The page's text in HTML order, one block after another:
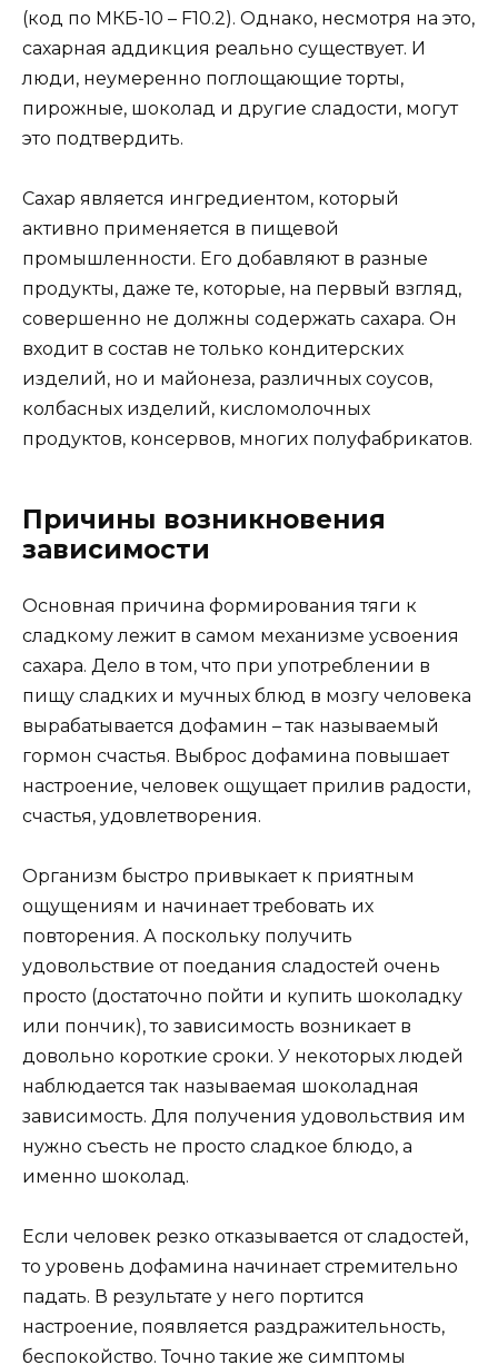
(код по МКБ-10 – F10.2). Однако, несмотря на это,
сахарная аддикция реально существует. И
люди, неумеренно поглощающие торты,
пирожные, шоколад и другие сладости, могут
это подтвердить.
Сахар является ингредиентом, который
активно применяется в пищевой
промышленности. Его добавляют в разные
продукты, даже те, которые, на первый взгляд,
совершенно не должны содержать сахара. Он
входит в состав не только кондитерских
изделий, но и майонеза, различных соусов,
колбасных изделий, кисломолочных
продуктов, консервов, многих полуфабрикатов.
Причины возникновения
зависимости
Основная причина формирования тяги к
сладкому лежит в самом механизме усвоения
сахара. Дело в том, что при употреблении в
пищу сладких и мучных блюд в мозгу человека
вырабатывается дофамин – так называемый
гормон счастья. Выброс дофамина повышает
настроение, человек ощущает прилив радости,
счастья, удовлетворения.
Организм быстро привыкает к приятным
ощущениям и начинает требовать их
повторения. А поскольку получить
удовольствие от поедания сладостей очень
просто (достаточно пойти и купить шоколадку
или пончик), то зависимость возникает в
довольно короткие сроки. У некоторых людей
наблюдается так называемая шоколадная
зависимость. Для получения удовольствия им
нужно съесть не просто сладкое блюдо, а
именно шоколад.
Если человек резко отказывается от сладостей,
то уровень дофамина начинает стремительно
падать. В результате у него портится
настроение, появляется раздражительность,
беспокойство. Точно такие же симптомы